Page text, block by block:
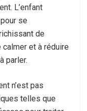
L’enfant
se
de
calmer et à réduire
parler.
n’est pas
telles que